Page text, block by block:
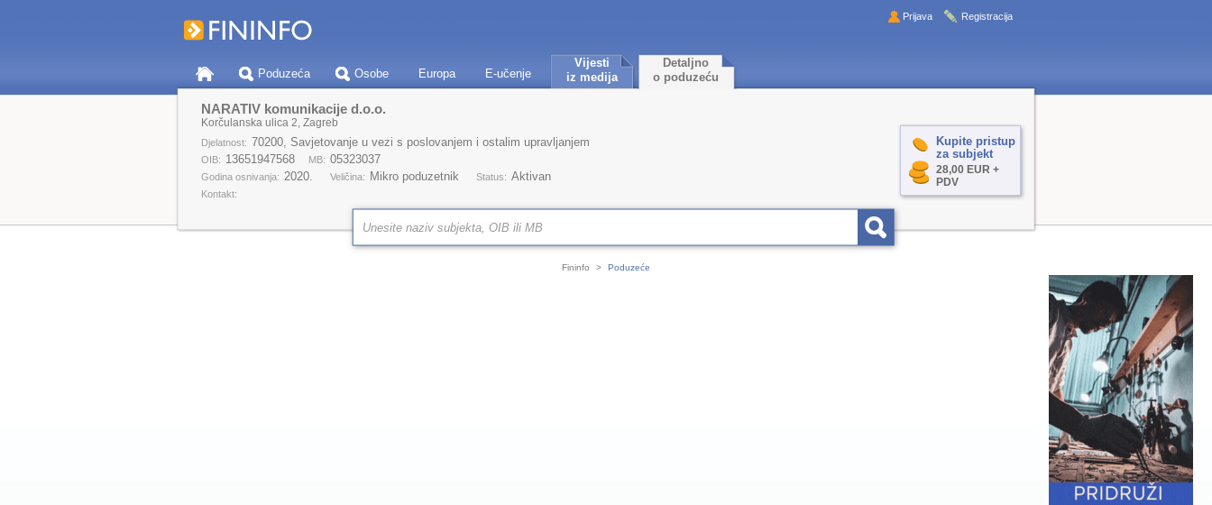
Poduzeća Osobe Europa E-učenje
Vijesti
iz medija
Detaljno
o poduzeću
Prijava Registracija
Kupite pristup
za subjekt
28,00 EUR +
PDV
NARATIV komunikacije d.o.o.
Korčulanska ulica 2, Zagreb
Djelatnost: 70200, Savjetovanje u vezi s poslovanjem i ostalim upravljanjem
OIB: 13651947568 MB: 05323037
Godina osnivanja: 2020. Veličina: Mikro poduzetnik Status: Aktivan
Kontakt:
Fininfo > Poduzeće